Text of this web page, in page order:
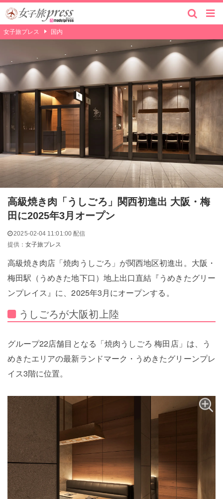
女子旅プレス 国内
高級焼き肉「うしごろ」関西初進出 大阪・梅
田に2025年3月オープン
2025-02-04 11:01:00 配信
提供：女子旅プレス
高級焼き肉店「焼肉うしごろ」が関西地区初進出。大阪・
梅田駅（うめきた地下口）地上出⼝直結『うめきたグリー
ンプレイス』に、2025年3月にオープンする。
うしごろが大阪初上陸
グループ22店舗目となる「焼肉うしごろ 梅田店」は、う
めきたエリアの最新ランドマーク・うめきたグリーンプレ
イス3階に位置。